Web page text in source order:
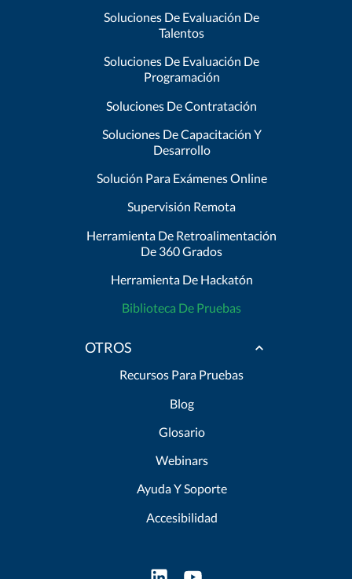
Soluciones De Evaluación De
Talentos
Soluciones De Evaluación De
Programación
Soluciones De Contratación
Soluciones De Capacitación Y
Desarrollo
Solución Para Exámenes Online
Supervisión Remota
Herramienta De Retroalimentación
De 360 Grados
Herramienta De Hackatón
Biblioteca De Pruebas
OTROS
Recursos Para Pruebas
Blog
Glosario
Webinars
Ayuda Y Soporte
Accesibilidad